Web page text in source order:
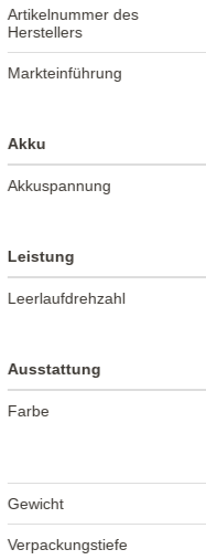
Artikelnummer des
Herstellers
Markteinführung
Akku
Akkuspannung
Leistung
Leerlaufdrehzahl
Ausstattung
Farbe
Gewicht
Verpackungstiefe